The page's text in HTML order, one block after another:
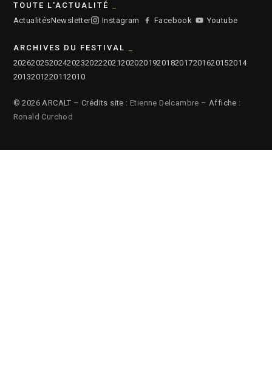
TOUTE L'ACTUALITÉ
ActualitésNewsletter Instagram Facebook Youtube
ARCHIVES DU FESTIVAL
2026202520242023202220212020201920182017201620152014
2013201220112010
© 2026 ARCALT – Crédits site : Etienne Delcambre – Affiche :
Ronald Curchod